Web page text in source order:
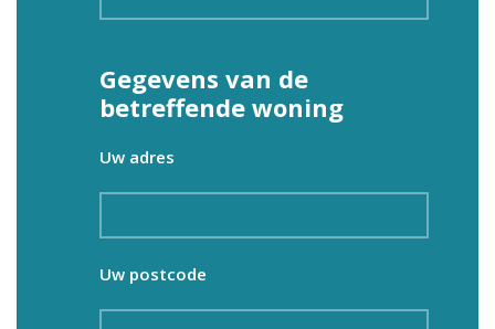
Gegevens van de
betreffende woning
Uw adres
Uw postcode